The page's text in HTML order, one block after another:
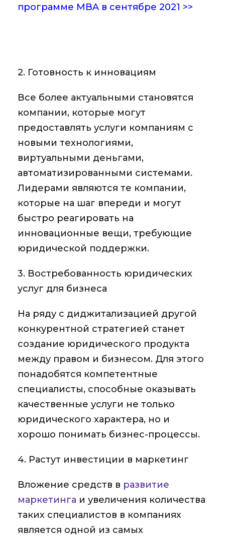
программе MBA в сентябре 2021 >>
2. Готовность к инновациям
Все более актуальными становятся
компании, которые могут
предоставлять услуги компаниям с
новыми технологиями,
виртуальными деньгами,
автоматизированными системами.
Лидерами являются те компании,
которые на шаг впереди и могут
быстро реагировать на
инновационные вещи, требующие
юридической поддержки.
3. Востребованность юридических
услуг для бизнеса
На ряду с диджитализацией другой
конкурентной стратегией станет
создание юридического продукта
между правом и бизнесом. Для этого
понадобятся компетентные
специалисты, способные оказывать
качественные услуги не только
юридического характера, но и
хорошо понимать бизнес-процессы.
4. Растут инвестиции в маркетинг
Вложение средств в развитие
маркетинга и увеличения количества
таких специалистов в компаниях
является одной из самых